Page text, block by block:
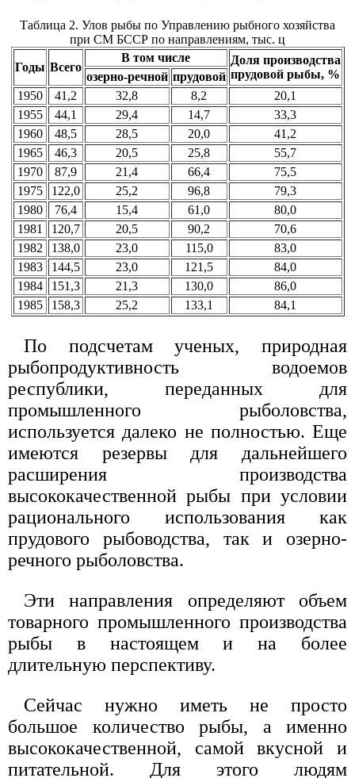
Таблица 2. Улов рыбы по Управлению рыбного хозяйства
при СМ БССР по направлениям, тыс. ц
Годы Всего
В том числе
Доля производства
прудовой рыбы, %
озерно-речной прудовой
1950
41,2 32,8 8,2
20,1
1955
44,1 29,4 14,7
33,3
1960
48,5 28,5 20,0
41,2
1965
46,3 20,5 25,8
55,7
1970
87,9 21,4 66,4
75,5
1975
122,0 25,2 96,8
79,3
1980
76,4 15,4 61,0
80,0
1981
120,7 20,5 90,2
70,6
1982
138,0 23,0 115,0
83,0
1983
144,5 23,0 121,5
84,0
1984
151,3 21,3 130,0
86,0
1985
158,3 25,2 133,1 84,1
По подсчетам ученых, природная
рыбопродуктивность водоемов
республики, переданных для
промышленного рыболовства,
используется далеко не полностью. Еще
имеются резервы для дальнейшего
расширения производства
высококачественной рыбы при условии
рационального использования как
прудового рыбоводства, так и озерно-
речного рыболовства.
Эти направления определяют объем
товарного промышленного производства
рыбы в настоящем и на более
длительную перспективу.
Сейчас нужно иметь не просто
большое количество рыбы, а именно
высококачественной, самой вкусной и
питательной. Для этого людям